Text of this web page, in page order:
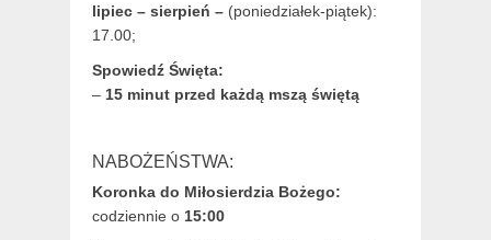
lipiec – sierpień – (poniedziałek-piątek):
17.00;
Spowiedź Święta:
– 15 minut przed każdą mszą świętą
NABOŻEŃSTWA:
Koronka do Miłosierdzia Bożego:
codziennie o 15:00